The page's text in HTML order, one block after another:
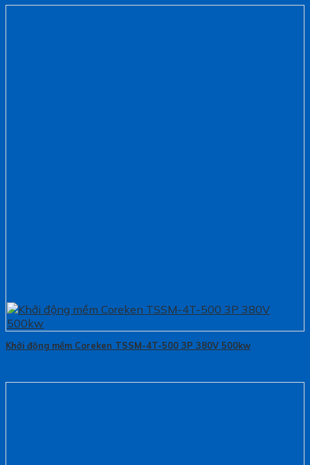
Khởi động mềm Coreken TSSM-4T-500 3P 380V 500kw